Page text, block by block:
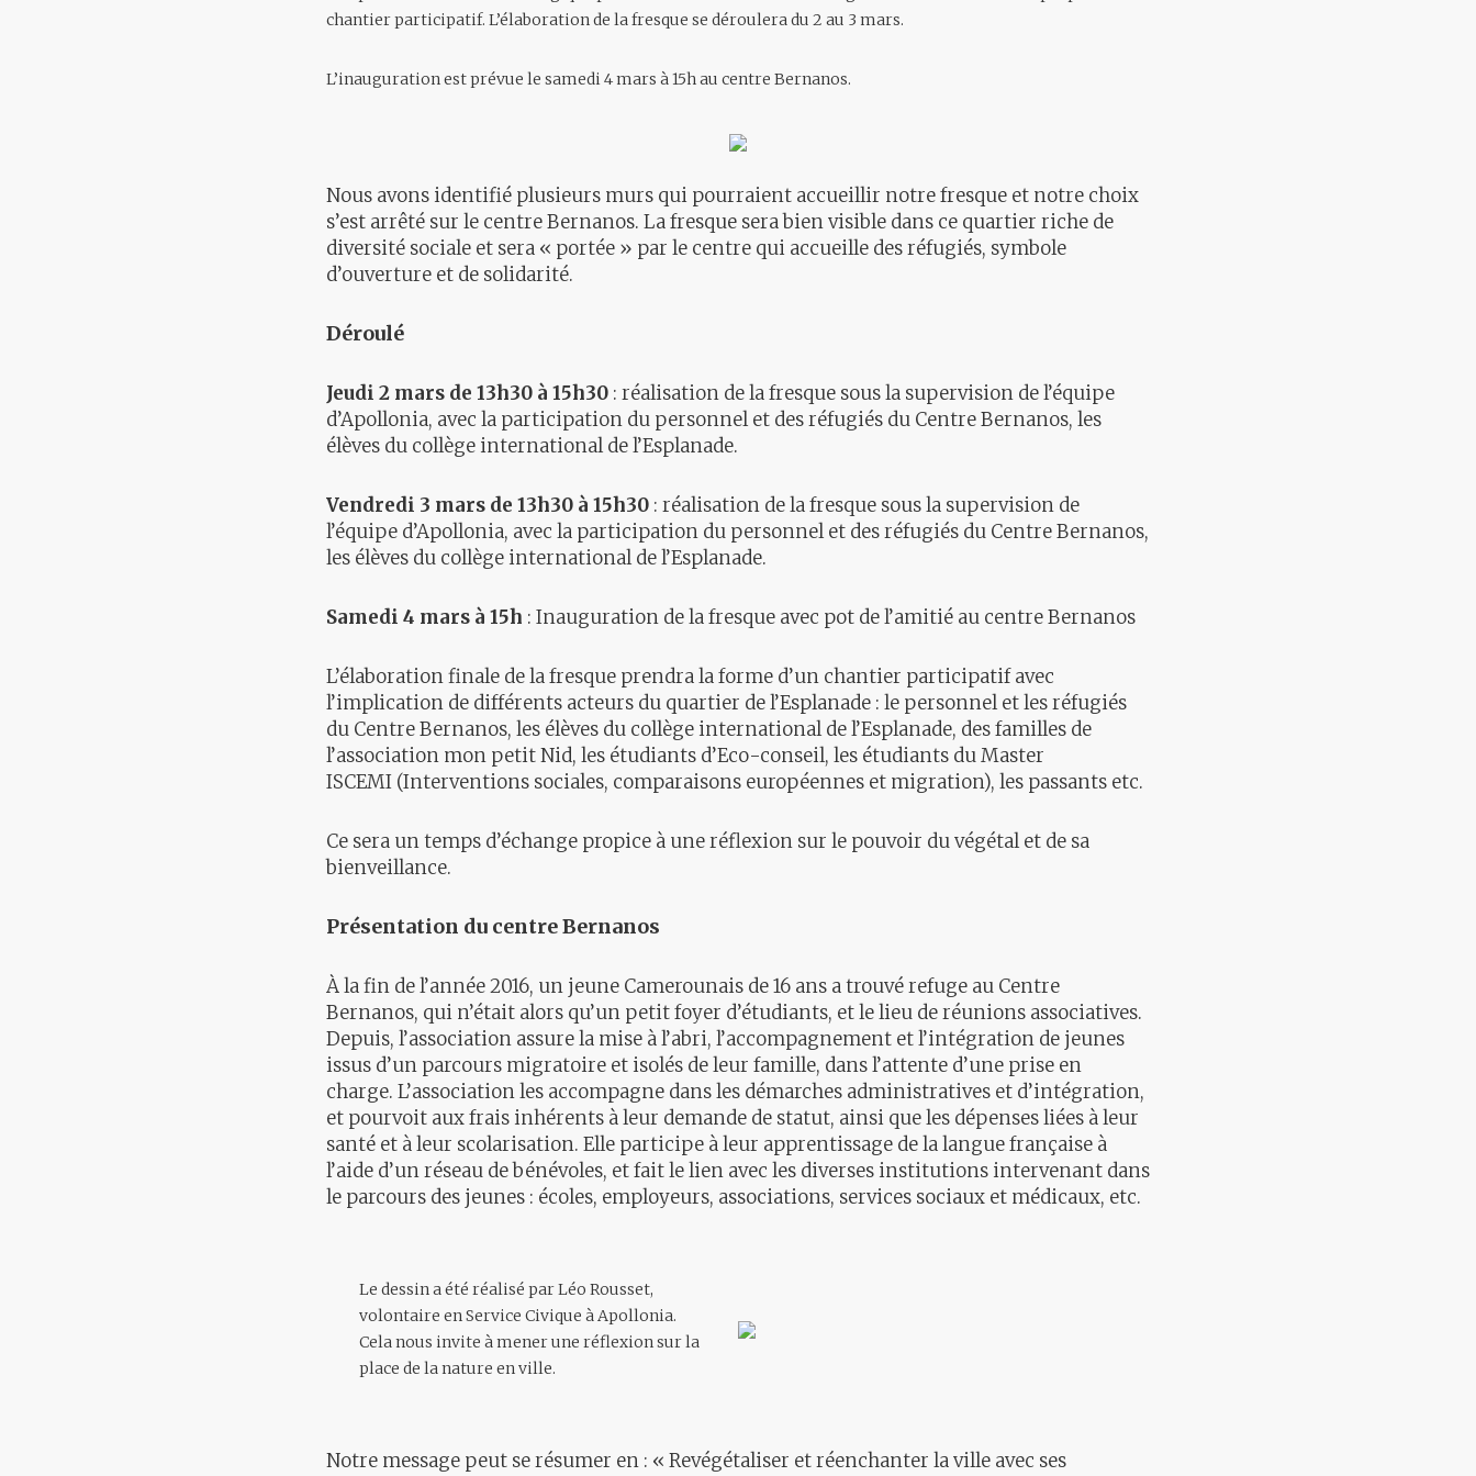
chantier participatif. L’élaboration de la fresque se déroulera du 2 au 3 mars.
L’inauguration est prévue le samedi 4 mars à 15h au centre Bernanos.
Nous avons identifié plusieurs murs qui pourraient accueillir notre fresque et notre choix
s’est arrêté sur le centre Bernanos. La fresque sera bien visible dans ce quartier riche de
diversité sociale et sera « portée » par le centre qui accueille des réfugiés, symbole
d’ouverture et de solidarité.
Déroulé
Jeudi 2 mars de 13h30 à 15h30 : réalisation de la fresque sous la supervision de l’équipe
d’Apollonia, avec la participation du personnel et des réfugiés du Centre Bernanos, les
élèves du collège international de l’Esplanade.
Vendredi 3 mars de 13h30 à 15h30 : réalisation de la fresque sous la supervision de
l’équipe d’Apollonia, avec la participation du personnel et des réfugiés du Centre Bernanos,
les élèves du collège international de l’Esplanade.
Samedi 4 mars à 15h : Inauguration de la fresque avec pot de l’amitié au centre Bernanos
L’élaboration finale de la fresque prendra la forme d’un chantier participatif avec
l’implication de différents acteurs du quartier de l’Esplanade : le personnel et les réfugiés
du Centre Bernanos, les élèves du collège international de l’Esplanade, des familles de
l’association mon petit Nid, les étudiants d’Eco-conseil, les étudiants du Master
ISCEMI (Interventions sociales, comparaisons européennes et migration), les passants etc.
Ce sera un temps d’échange propice à une réflexion sur le pouvoir du végétal et de sa
bienveillance.
Présentation du centre Bernanos
À la fin de l’année 2016, un jeune Camerounais de 16 ans a trouvé refuge au Centre
Bernanos, qui n’était alors qu’un petit foyer d’étudiants, et le lieu de réunions associatives.
Depuis, l’association assure la mise à l’abri, l’accompagnement et l’intégration de jeunes
issus d’un parcours migratoire et isolés de leur famille, dans l’attente d’une prise en
charge. L’association les accompagne dans les démarches administratives et d’intégration,
et pourvoit aux frais inhérents à leur demande de statut, ainsi que les dépenses liées à leur
santé et à leur scolarisation. Elle participe à leur apprentissage de la langue française à
l’aide d’un réseau de bénévoles, et fait le lien avec les diverses institutions intervenant dans
le parcours des jeunes : écoles, employeurs, associations, services sociaux et médicaux, etc.
Le dessin a été réalisé par Léo Rousset,
volontaire en Service Civique à Apollonia.
Cela nous invite à mener une réflexion sur la
place de la nature en ville.
Notre message peut se résumer en : « Revégétaliser et réenchanter la ville avec ses